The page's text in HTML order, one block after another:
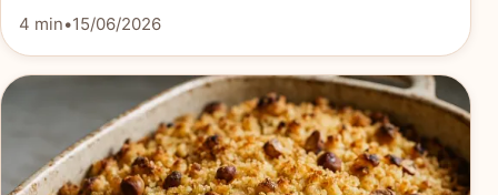
4 min•15/06/2026